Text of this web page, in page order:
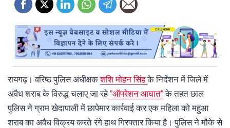
रायगढ़। वरिष्ठ पुलिस अधीक्षकशशि मोहन सिंहके निर्देशन में जिले में
अवैध शराब के विरुद्ध चलाए जा रहे"ऑपरेशन आघात"के तहत छाल
पुलिस ने ग्राम खेदापाली में छापेमार कार्रवाई कर एक महिला को महुआ
शराब का अवैध विक्रय करते रंगे हाथ गिरफ्तार किया है। पुलिस ने मौके से